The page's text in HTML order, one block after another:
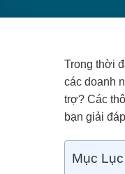
Trong thời
các doanh
trợ? Các
bạn giải
Mục Lục